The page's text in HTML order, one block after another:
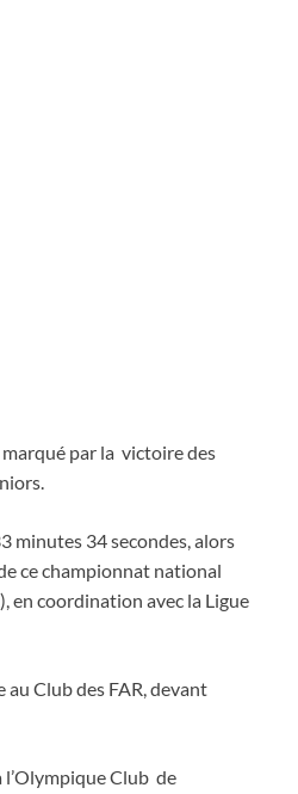
par la victoire des
minutes 34 secondes, alors
ce championnat national
en coordination avec la Ligue
au Club des FAR, devant
l’Olympique Club de